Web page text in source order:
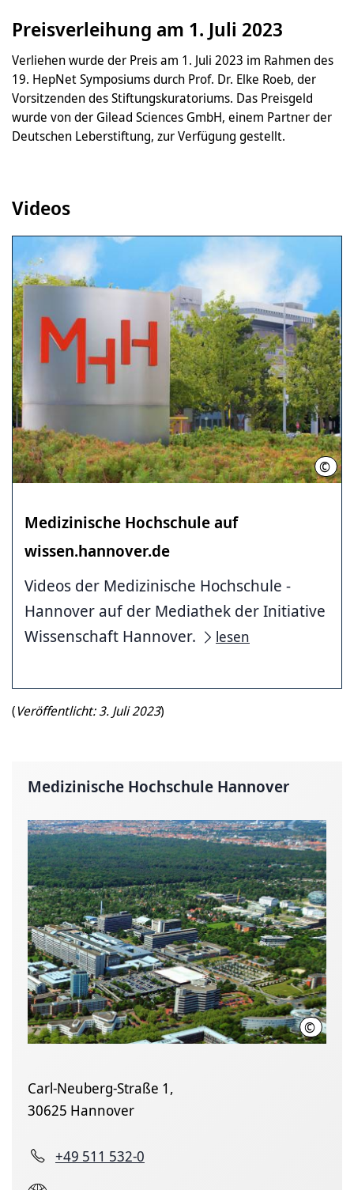
Preisverleihung am 1. Juli 2023
Verliehen wurde der Preis am 1. Juli 2023 im Rahmen des
19. HepNet Symposiums durch Prof. Dr. Elke Roeb, der
Vorsitzenden des Stiftungskuratoriums. Das Preisgeld
wurde von der Gilead Sciences GmbH, einem Partner der
Deutschen Leberstiftung, zur Verfügung gestellt.
Videos
©
Medizinische ­Hochschule ­auf
wissen.hannover.de
Videos der Medizinische ­Hochschule ­
Hannover auf der Mediathek der Initiative
Wissenschaft Hannover.
lesen
(Veröffentlicht: 3. Juli 2023)
Medizinische Hochschule Hannover
© Karin
Carl-Neuberg-Straße 1,
30625 Hannover
+49 511 532-0